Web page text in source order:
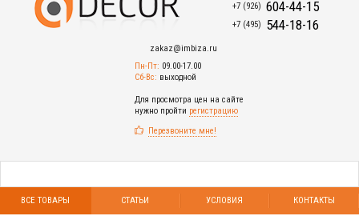
+7 (926) 604-44-15
+7 (495) 544-18-16
zakaz@imbiza.ru
Пн-Пт: 09.00-17.00
Сб-Вс: выходной
Для просмотра цен на сайте
нужно пройти регистрацию
Перезвоните мне!
ВСЕ ТОВАРЫ СТАТЬИ УСЛОВИЯ КОНТАКТЫ